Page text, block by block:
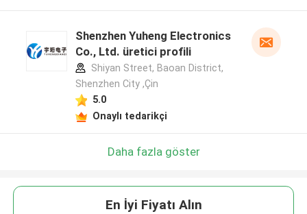
Shenzhen Yuheng Electronics
Co., Ltd. üretici profili
Shiyan Street, Baoan District,
Shenzhen City ,Çin
5.0
Onaylı tedarikçi
Daha fazla göster
En İyi Fiyatı Alın